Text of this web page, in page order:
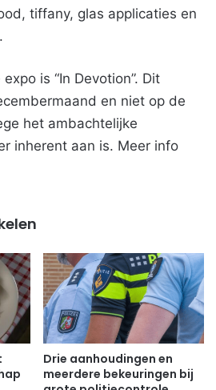
tiffany, glas applicaties en
is “In Devotion”. Dit
en niet op de
het ambachtelijke
inherent aan is. Meer info
Drie aanhoudingen en
meerdere bekeuringen bij